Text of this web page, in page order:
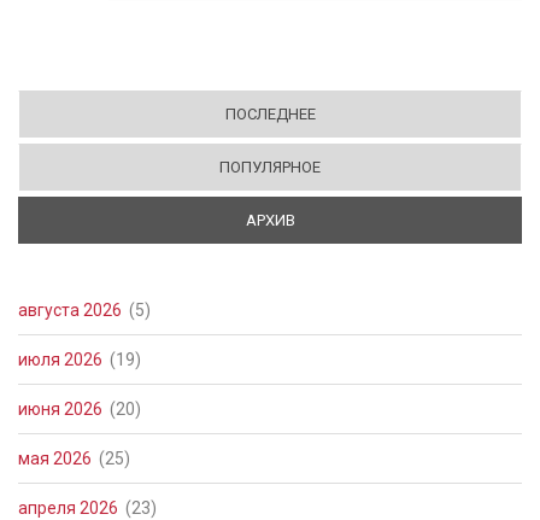
ПОСЛЕДНЕЕ
ПОПУЛЯРНОЕ
АРХИВ
августа 2026 (5)
июля 2026 (19)
июня 2026 (20)
мая 2026 (25)
апреля 2026 (23)